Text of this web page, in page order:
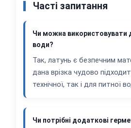
Часті запитання
Чи можна використовувати
води?
Так, латунь є безпечним
дана врізка чудово
технічної, так і для питної
Чи потрібні додаткові